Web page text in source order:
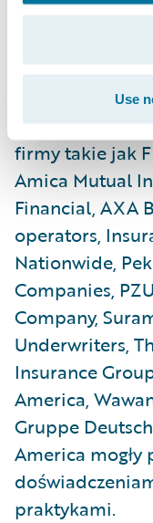
Use
W czasie
ponad 120
eksperckich
wielu z nich
poprowadzili
firmy takie jak
Amica Mutual
Financial, AXA
operators,
Nationwide,
Companies,
Company,
Underwriters,
Insurance
America,
Gruppe
America
praktykami.